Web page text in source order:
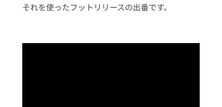
それを使ったフットリリースの出番です。